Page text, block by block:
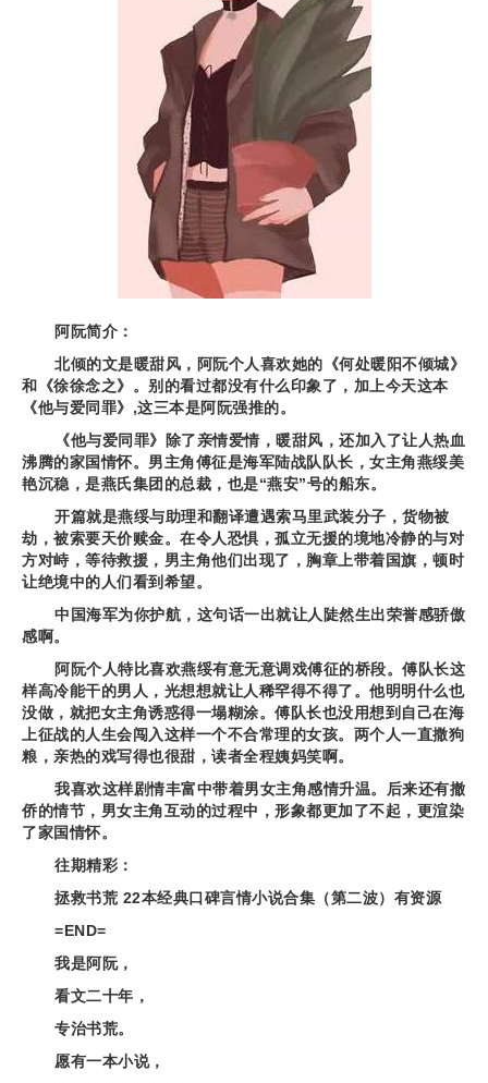
阿阮简介：
北倾的文是暖甜风，阿阮个人喜欢她的《何处暖阳不倾城》
和《徐徐念之》。别的看过都没有什么印象了，加上今天这本
《他与爱同罪》,这三本是阿阮强推的。
《他与爱同罪》除了亲情爱情，暖甜风，还加入了让人热血
沸腾的家国情怀。男主角傅征是海军陆战队队长，女主角燕绥美
艳沉稳，是燕氏集团的总裁，也是“燕安”号的船东。
开篇就是燕绥与助理和翻译遭遇索马里武装分子，货物被
劫，被索要天价赎金。在令人恐惧，孤立无援的境地冷静的与对
方对峙，等待救援，男主角他们出现了，胸章上带着国旗，顿时
让绝境中的人们看到希望。
中国海军为你护航，这句话一出就让人陡然生出荣誉感骄傲
感啊。
阿阮个人特比喜欢燕绥有意无意调戏傅征的桥段。傅队长这
样高冷能干的男人，光想想就让人稀罕得不得了。他明明什么也
没做，就把女主角诱惑得一塌糊涂。傅队长也没用想到自己在海
上征战的人生会闯入这样一个不合常理的女孩。两个人一直撒狗
粮，亲热的戏写得也很甜，读者全程姨妈笑啊。
我喜欢这样剧情丰富中带着男女主角感情升温。后来还有撤
侨的情节，男女主角互动的过程中，形象都更加了不起，更渲染
了家国情怀。
往期精彩：
拯救书荒 22本经典口碑言情小说合集（第二波）有资源
=END=
我是阿阮，
看文二十年，
专治书荒。
愿有一本小说，